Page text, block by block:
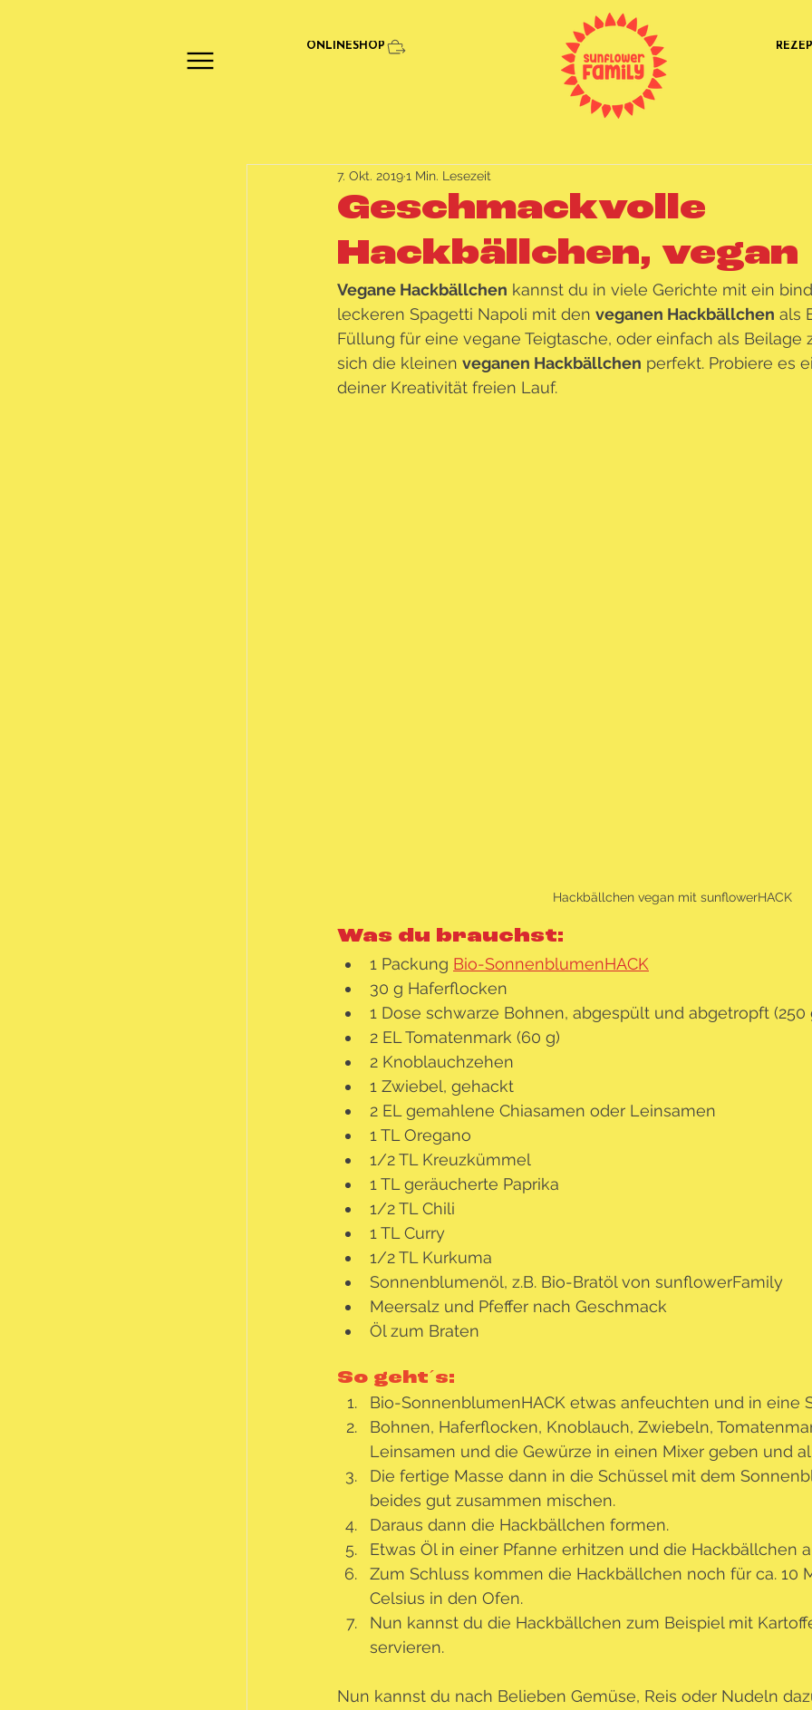
ONLINESHOP
Geschmackvolle
Hackbällchen, vegan
7. Okt. 20191 Min. Lesezeit
Vegane Hackbällchen kannst du in viele Gerichte mit ein
leckeren Spagetti Napoli mit den veganen Hackbällchen als
Füllung für eine vegane Teigtasche, oder einfach als
sich die kleinen veganen Hackbällchen perfekt. Probiere es
deiner Kreativität freien Lauf.
Hackbällchen vegan mit sunflowerHACK
Was du brauchst:
1 Packung Bio-SonnenblumenHACK
30 g Haferflocken
1 Dose schwarze Bohnen, abgespült und abgetropft (250
2 EL Tomatenmark (60 g)
2 Knoblauchzehen
1 Zwiebel, gehackt
2 EL gemahlene Chiasamen oder Leinsamen
1 TL Oregano
1/2 TL Kreuzkümmel
1 TL geräucherte Paprika
1/2 TL Chili
1 TL Curry
1/2 TL Kurkuma
Sonnenblumenöl, z.B. Bio-Bratöl von sunflowerFamily
Meersalz und Pfeffer nach Geschmack
Öl zum Braten
So geht´s:
Bio-SonnenblumenHACK etwas anfeuchten und in eine
Bohnen, Haferflocken, Knoblauch, Zwiebeln,
Leinsamen und die Gewürze in einen Mixer geben und
Die fertige Masse dann in die Schüssel mit dem
beides gut zusammen mischen.
Daraus dann die Hackbällchen formen.
Etwas Öl in einer Pfanne erhitzen und die Hackbällchen
Zum Schluss kommen die Hackbällchen noch für ca. 10
Celsius in den Ofen.
Nun kannst du die Hackbällchen zum Beispiel mit
servieren.
Nun kannst du nach Belieben Gemüse, Reis oder Nudeln